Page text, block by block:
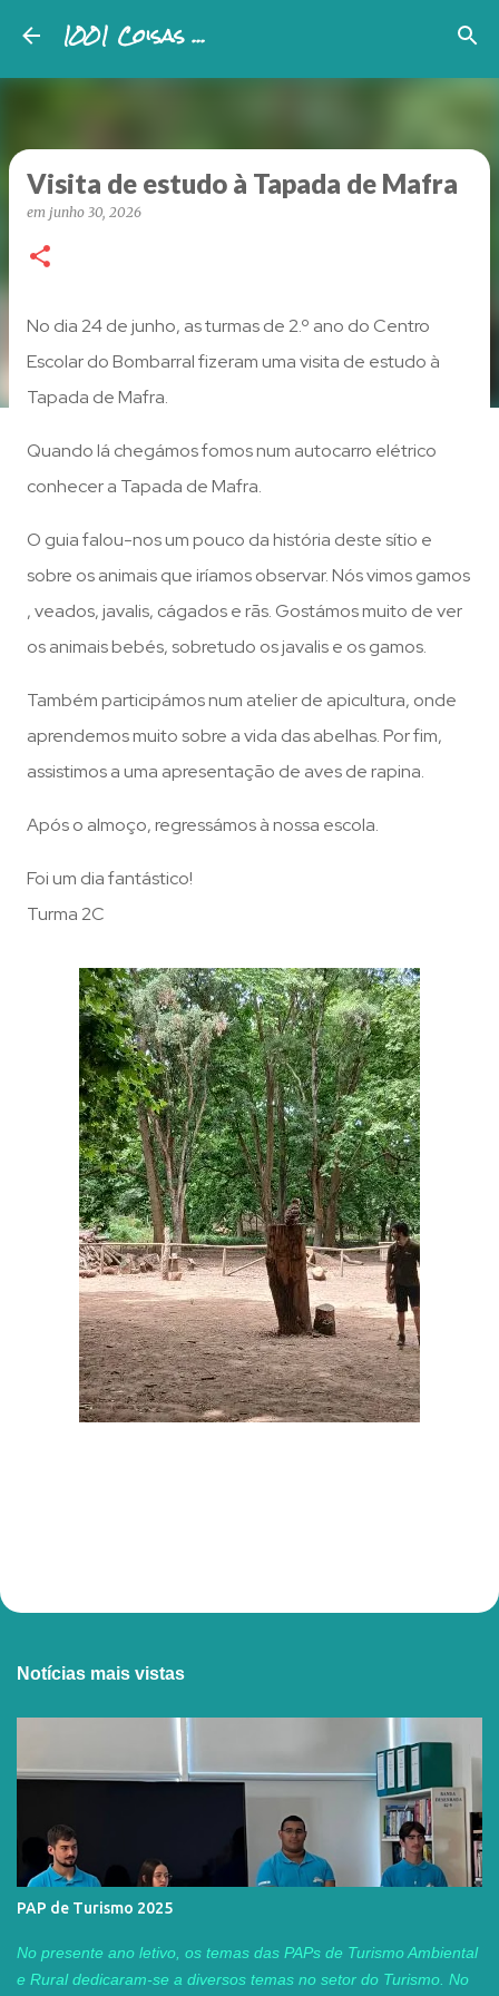
Avançar para o conteúdo principal
1001 Coisas ...
Visita de estudo à Tapada de Mafra
em junho 30, 2026
No dia 24 de junho, as turmas de 2.º ano do Centro
Escolar do Bombarral fizeram uma visita de estudo à
Tapada de Mafra.
Quando lá chegámos fomos num autocarro elétrico
conhecer a Tapada de Mafra.
O guia falou-nos um pouco da história deste sítio e
sobre os animais que iríamos observar. Nós vimos gamos
, veados, javalis, cágados e rãs. Gostámos muito de ver
os animais bebés, sobretudo os javalis e os gamos.
Também participámos num atelier de apicultura, onde
aprendemos muito sobre a vida das abelhas. Por fim,
assistimos a uma apresentação de aves de rapina.
Após o almoço, regressámos à nossa escola.
Foi um dia fantástico!
Turma 2C
Notícias mais vistas
PAP de Turismo 2025
No presente ano letivo, os temas das PAPs de Turismo Ambiental
e Rural dedicaram-se a diversos temas no setor do Turismo. No